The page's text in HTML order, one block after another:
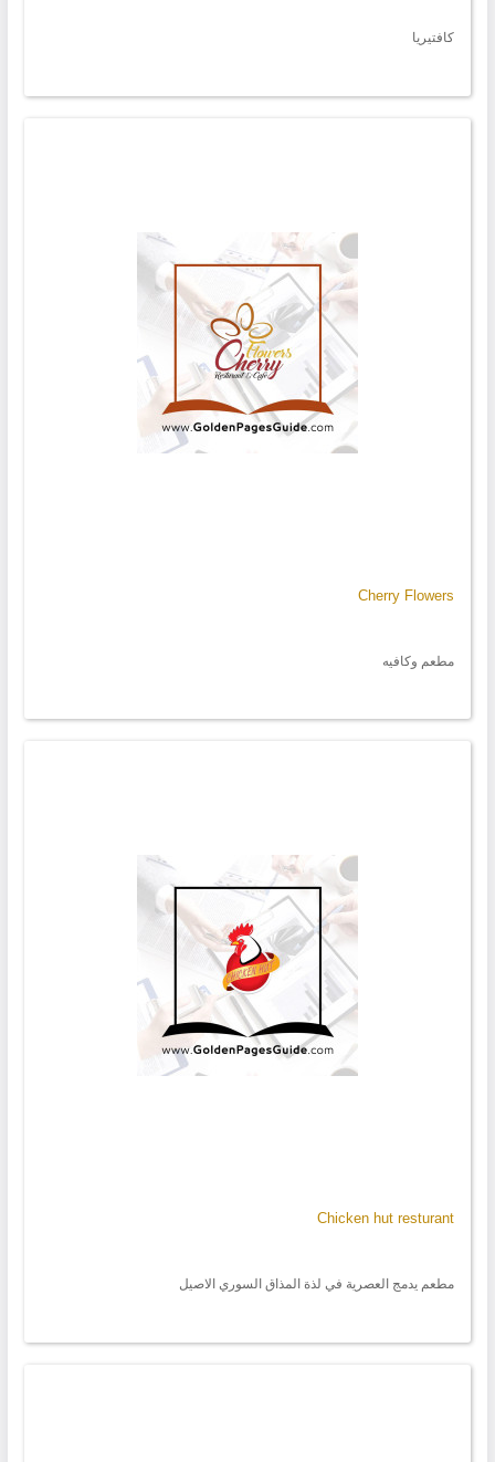
كافتيريا
Cherry Flowers
مطعم وكافيه
Chicken hut resturant
مطعم يدمج العصرية في لذة المذاق السوري الاصيل